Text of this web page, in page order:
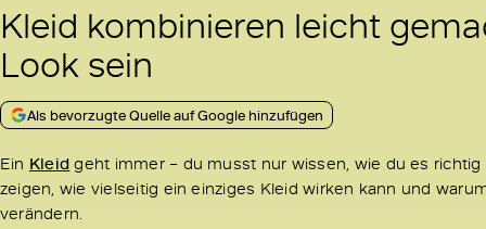
Kleid kombinieren leicht
Look sein
Als bevorzugte Quelle auf Google hinzufügen
Ein Kleid geht immer – du musst nur wissen, wie du es
zeigen, wie vielseitig ein einziges Kleid wirken kann und
verändern.